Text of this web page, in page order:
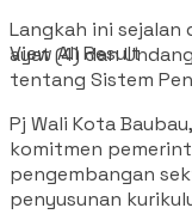
View All Result
Langkah ini sejalan
ayat (4) dan
tentang Sistem
Pj Wali Kota
komitmen
pengembangan
penyusunan